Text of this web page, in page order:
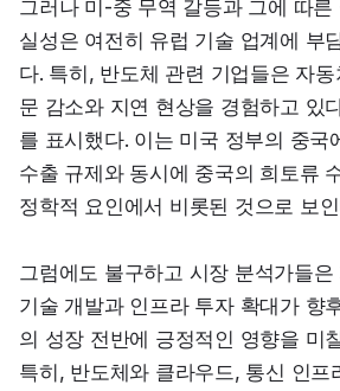
그러나 미-중 무역 갈등과 그에 따
실성은 여전히 유럽 기술 업계에 부
다. 특히, 반도체 관련 기업들은 자
문 감소와 지연 현상을 경험하고 있
를 표시했다. 이는 미국 정부의 중국
수출 규제와 동시에 중국의 희토류
정학적 요인에서 비롯된 것으로 보
그럼에도 불구하고 시장 분석가들은
기술 개발과 인프라 투자 확대가 향
의 성장 전반에 긍정적인 영향을 미
특히, 반도체와 클라우드, 통신 인프